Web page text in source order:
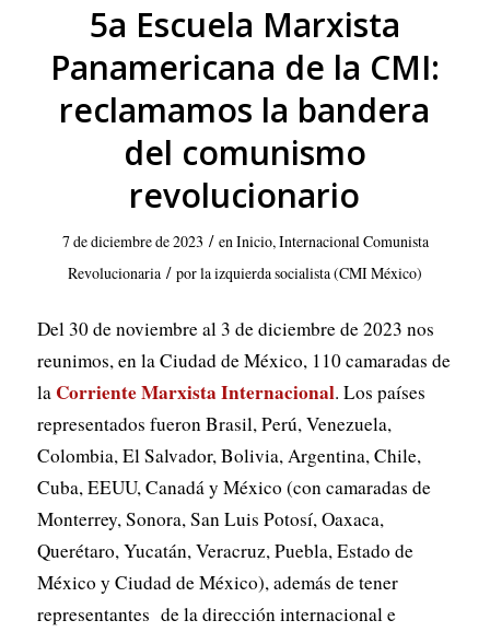
5a Escuela Marxista
Panamericana de la CMI:
reclamamos la bandera
del comunismo
revolucionario
7 de diciembre de 2023 / en Inicio, Internacional Comunista
Revolucionaria / porla izquierda socialista (CMI México)
Del 30 de noviembre al 3 de diciembre de 2023 nos
reunimos, en la Ciudad de México, 110 camaradas de
la Corriente Marxista Internacional. Los países
representados fueron Brasil, Perú, Venezuela,
Colombia, El Salvador, Bolivia, Argentina, Chile,
Cuba, EEUU, Canadá y México (con camaradas de
Monterrey, Sonora, San Luis Potosí, Oaxaca,
Querétaro, Yucatán, Veracruz, Puebla, Estado de
México y Ciudad de México), además de tener
representantes de la dirección internacional e